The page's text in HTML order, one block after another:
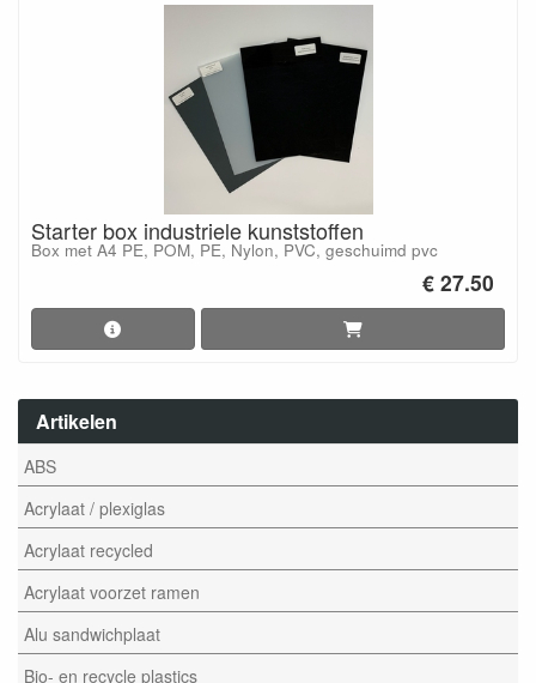
Artikelen
ABS
Acrylaat / plexiglas
Acrylaat recycled
Acrylaat voorzet ramen
Alu sandwichplaat
Bio- en recycle plastics
Starter box industriele kunststoffen
Box met A4 PE, POM, PE, Nylon, PVC, geschuimd pvc
€ 27.50